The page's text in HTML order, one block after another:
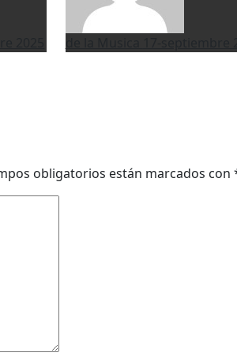
obligatorios están marcados con